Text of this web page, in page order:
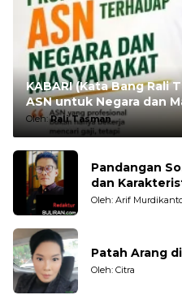
KABARI (Kata Bang Rali Tasman) :
ASN untuk Negara dan
Oleh:Rali Tasman
Pandangan
dan
Oleh: Arif
Patah Arang
Oleh: Citra